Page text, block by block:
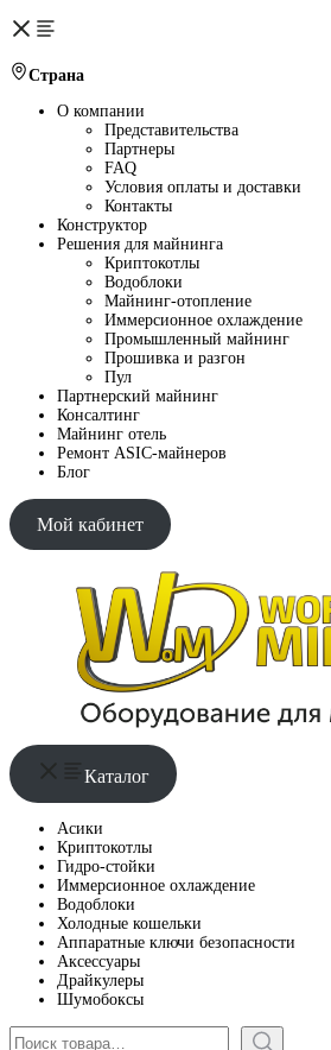
Страна
О компании
Представительства
Партнеры
FAQ
Условия оплаты и доставки
Контакты
Конструктор
Решения для майнинга
Криптокотлы
Водоблоки
Майнинг-отопление
Иммерсионное охлаждение
Промышленный майнинг
Прошивка и разгон
Пул
Партнерский майнинг
Консалтинг
Майнинг отель
Ремонт ASIC-майнеров
Блог
Мой кабинет
Каталог
Асики
Криптокотлы
Гидро-стойки
Иммерсионное охлаждение
Водоблоки
Холодные кошельки
Аппаратные ключи безопасности
Аксессуары
Драйкулеры
Шумобоксы
Поиск